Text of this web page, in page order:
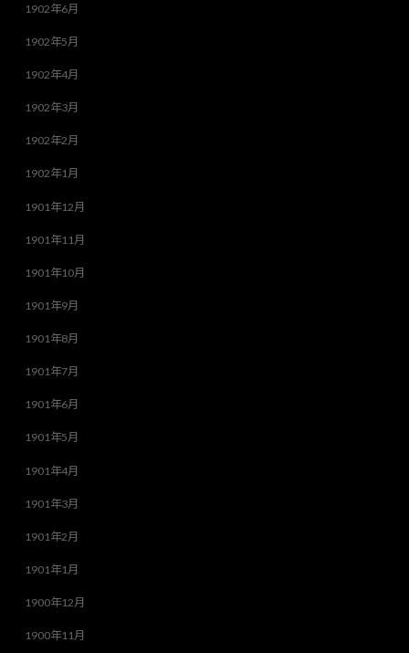
1902年6月
1902年5月
1902年4月
1902年3月
1902年2月
1902年1月
1901年12月
1901年11月
1901年10月
1901年9月
1901年8月
1901年7月
1901年6月
1901年5月
1901年4月
1901年3月
1901年2月
1901年1月
1900年12月
1900年11月